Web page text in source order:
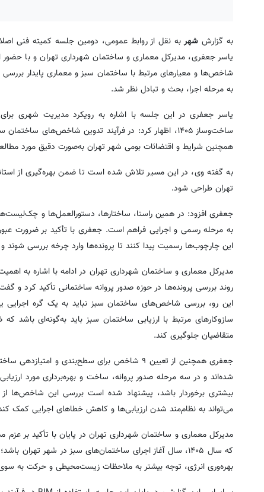
به گزارش شهربه نقل از روابط عمومی، دومین جلسه کمیته فنی
یاسر جعفری، مدیرکل معماری و ساختمان شهرداری تهران و با
شاخص‌ها و معیارهای مرتبط با ساختمان سبز و معماری پایدار بررسی و
به مرحله اجرا، بحث و تبادل نظر شد.
یاسر جعفری در این جلسه با اشاره به رویکرد مدیریت شهری
ساخت‌وساز ۱۴۰۵، اظهار کرد: در فرآیند تدوین شاخص‌های
همچنین شرایط و اقتضائات بومی شهر تهران به‌صورت دقیق مورد
به گفته وی، در این مسیر تلاش شده است تا ضمن بهره‌گیری از
تهران طراحی شود.
جعفری افزود: در همین راستا، ساختارها، دستورالعمل‌ها و
به مرحله رسمی و اجرایی فراهم است. جعفری با تأکید بر ضرورت
این چارچوب‌ها رسمیت پیدا کنند تا پرونده‌ها وارد چرخه بررسی
مدیرکل معماری و ساختمان شهرداری تهران در ادامه با اشاره به
روند بررسی پرونده‌ها در حوزه صدور پروانه ساختمانی تأکید کرد و
این رو، بررسی شاخص‌های ساختمان سبز نباید به یک گره اجرایی
سازوکارهای مرتبط با ارزیابی ساختمان سبز باید به‌گونه‌ای
متقاضیان جلوگیری کند.
جعفری همچنین از تعیین ۹ شاخص برای سطح‌بندی
شده‌اند و در سه مرحله صدور پروانه، ساخت و بهره‌برداری مورد
می‌تواند به نظام‌مند شدن ارزیابی‌ها و کاهش خطاهای اجرایی کمک
مدیرکل معماری و ساختمان شهرداری تهران در پایان با تأکید بر
که سال ۱۴۰۵، سال آغاز اجرای ساختمان‌های سبز در شهر
بهره‌وری انرژی، توجه بیشتر به ملاحظات زیست‌محیطی و حرکت به سوی